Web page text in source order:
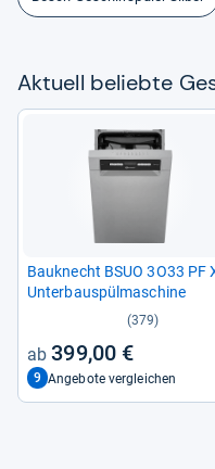
Aktu­ell beliebte
Bau­knecht BSUO 3O33 PF
Unter­bau­spül­ma­schine
(379)
399,00 €
9 Angebote vergleichen